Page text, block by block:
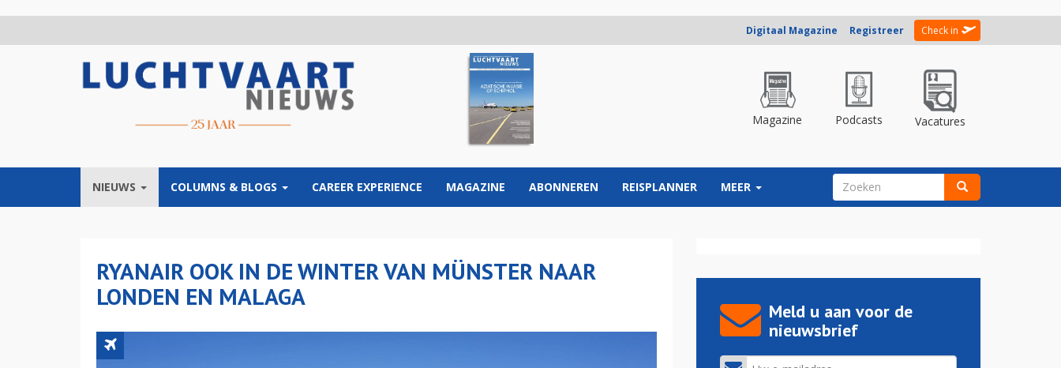
Digitaal Magazine Registreer Check in
Magazine Podcasts Vacatures
NIEUWS COLUMNS & BLOGS CAREER EXPERIENCE MAGAZINE ABONNEREN REISPLANNER MEER ZOEKVELD
RYANAIR OOK IN DE WINTER VAN MÜNSTER NAAR
LONDEN EN MALAGA
Meld u aan voor de
nieuwsbrief